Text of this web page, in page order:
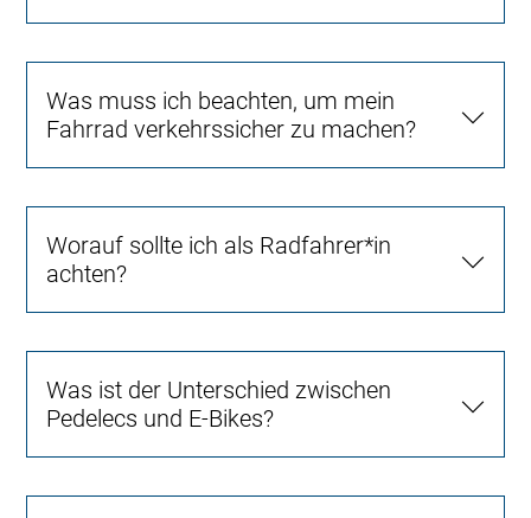
Was muss ich beachten, um mein
Fahrrad verkehrssicher zu machen?
Worauf sollte ich als Radfahrer*in
achten?
Was ist der Unterschied zwischen
Pedelecs und E-Bikes?